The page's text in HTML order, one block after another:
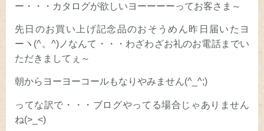
ー・・・カタログが欲しいヨーーーーってお客さま～
先日のお買い上げ記念品のおそうめん昨日届いたヨ
ーヽ(^。^)ノなんて・・・わざわざお礼のお電話までい
ただきましてぇ～
朝からヨーヨーコールもなりやみません(^_^;)
ってな訳で・・・ブログやってる場合じゃありません
ね(>_<)